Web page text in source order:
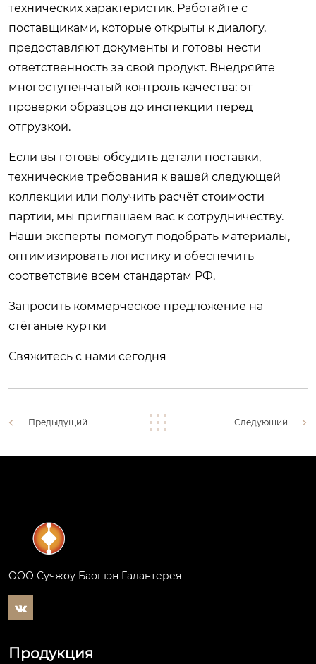
технических характеристик. Работайте с
поставщиками, которые открыты к диалогу,
предоставляют документы и готовы нести
ответственность за свой продукт. Внедряйте
многоступенчатый контроль качества: от
проверки образцов до инспекции перед
отгрузкой.
Если вы готовы обсудить детали поставки,
технические требования к вашей следующей
коллекции или получить расчёт стоимости
партии, мы приглашаем вас к сотрудничеству.
Наши эксперты помогут подобрать материалы,
оптимизировать логистику и обеспечить
соответствие всем стандартам РФ.
Запросить коммерческое предложение на
стёганые куртки
Свяжитесь с нами сегодня
Предыдущий Следующий
ООО Сучжоу Баошэн Галантерея

Продукция